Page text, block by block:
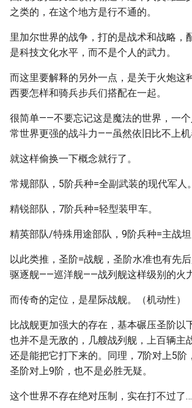
之类的，在这个地方是行不通的。
里加尔世界的战争，打的是战术和战略，
是科技文化水平，而不是个人的武力。
而这里要解释的另外一点，是关于火炮这
西要怎样和骑兵步兵们搭配在一起。
很简单——不要忘记这是魔法的世界，一
常世界更强的战斗力——虽然依旧比不上机
就这样偷换一下概念就行了。
常规部队，5阶兵种=全副武装的现代军人。
精锐部队，7阶兵种=轻型装甲车。
精英部队/特殊用途部队，9阶兵种=主战坦
以此类推，圣阶=战舰，圣阶水准也有先
驱逐舰——巡洋舰——战列舰这样级别的火力
而传奇的定位，是星际战舰。（机动性）
比战舰更加强大的存在，基本碾压圣阶以
也并不是无敌的，几艘战列舰，上百辆主
还是能把它打下来的。同理，7阶对上5阶
圣阶对上9阶，也不是必胜无疑。
这个世界不存在绝对压制，实在打不过了